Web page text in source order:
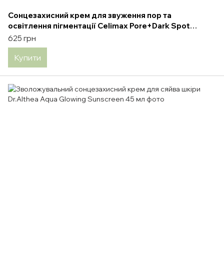
Сонцезахисний крем для звуження пор та
освітлення пігментації Celimax Pore+Dark Spot
Brightening Care Sunscreen 50 мл
625 грн
Купити